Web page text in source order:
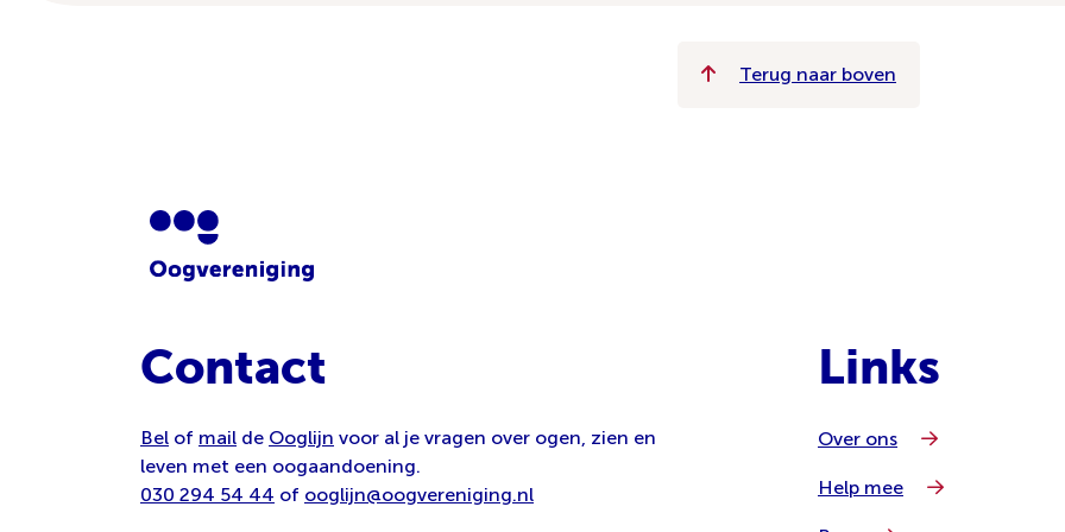
Terug naar boven
Contact
Bel of mail de Ooglijn voor al je vragen over ogen, zien en
leven met een oogaandoening.
030 294 54 44 of ooglijn@oogvereniging.nl
Links
Over ons
Help mee